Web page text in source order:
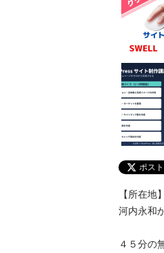
ポスト
【所在地】
河内永和
４５分の